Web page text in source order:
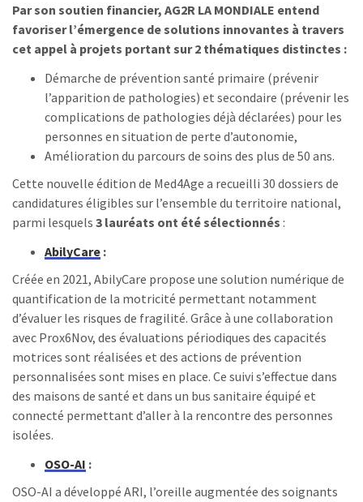
Par son soutien financier, AG2R LA MONDIALE entend
favoriser l’émergence de solutions innovantes à travers
cet appel à projets portant sur 2 thématiques distinctes :
Démarche de prévention santé primaire (prévenir
l’apparition de pathologies) et secondaire (prévenir les
complications de pathologies déjà déclarées) pour les
personnes en situation de perte d’autonomie,
Amélioration du parcours de soins des plus de 50 ans.
Cette nouvelle édition de Med4Age a recueilli 30 dossiers de
candidatures éligibles sur l’ensemble du territoire national,
parmi lesquels 3 lauréats ont été sélectionnés :
AbilyCare :
Créée en 2021, AbilyCare propose une solution numérique de
quantification de la motricité permettant notamment
d’évaluer les risques de fragilité. Grâce à une collaboration
avec Prox6Nov, des évaluations périodiques des capacités
motrices sont réalisées et des actions de prévention
personnalisées sont mises en place. Ce suivi s’effectue dans
des maisons de santé et dans un bus sanitaire équipé et
connecté permettant d’aller à la rencontre des personnes
isolées.
OSO-AI :
OSO-AI a développé ARI, l’oreille augmentée des soignants